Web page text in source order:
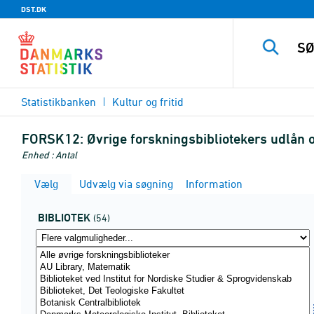
DST.DK
Statistikbanken Kultur og fritid
FORSK12: Øvrige forskningsbibliotekers udlån
Enhed : Antal
Vælg Udvælg via søgning Information
BIBLIOTEK (54)